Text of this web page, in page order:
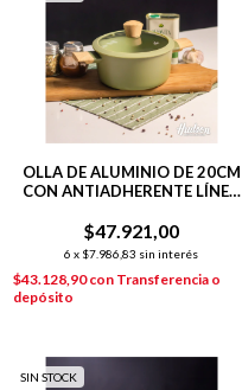
OLLA DE ALUMINIO DE 20CM
CON ANTIADHERENTE LÍNEA
$47.921,00
6 x $7.986,83 sin interés
$43.128,90con Transferencia o
depósito
SIN STOCK